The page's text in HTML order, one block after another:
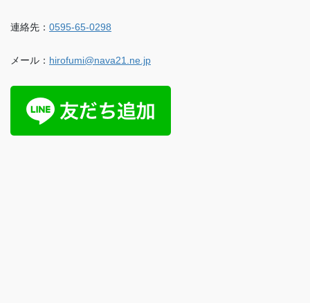
連絡先： 0595-65-0298
メール： hirofumi@nava21.ne.jp